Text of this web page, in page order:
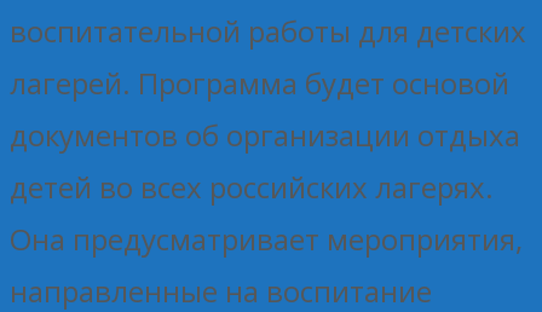
воспитательной работы для детских
лагерей. Программа будет основой
документов об организации отдыха
детей во всех российских лагерях.
Она предусматривает мероприятия,
направленные на воспитание